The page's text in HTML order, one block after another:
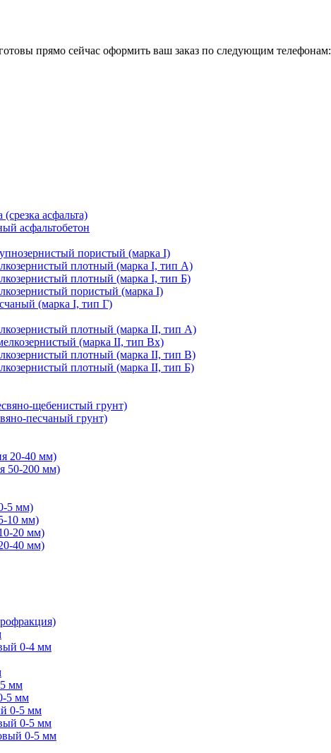
прямо сейчас оформить ваш заказ по следующим телефонам:
асфальта)
асфальтобетон
пористый (марка I)
плотный (марка I, тип А)
плотный (марка I, тип Б)
пористый (марка I)
(марка I, тип Г)
плотный (марка II, тип А)
(марка II, тип Вх)
плотный (марка II, тип В)
плотный (марка II, тип Б)
щебенистый грунт)
песчаный грунт)
20-40 мм)
50-200 мм)
5 мм)
10 мм)
20 мм)
40 мм)
0-4 мм
мм
5 мм
0-5 мм
0-5 мм
0-5 мм